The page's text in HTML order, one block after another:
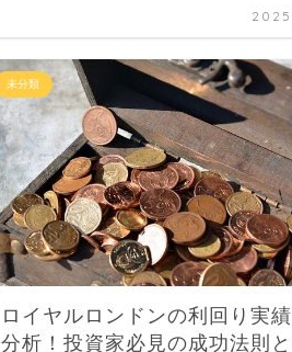
2025
未分類
ロイヤルロンドンの利回り実
分析！投資家必見の成功法則